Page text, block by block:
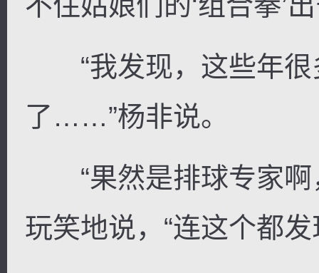
“我发现，这些年很
了……”杨非说。
“果然是排球专家啊
玩笑地说，“连这个都发